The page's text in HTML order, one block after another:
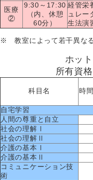
医療
②
9:30～17:30
（内、休憩
60分）
経管栄
ュレー
生法演
※ 教室によって若干異なる
ホッ
所有資
科目名 時
自宅学習
人間の尊重と自立
社会の理解Ⅰ
社会の理解Ⅱ
介護の基本Ⅰ
介護の基本Ⅱ
コミュニケーション技
術